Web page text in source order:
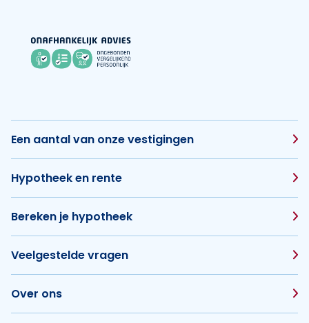
Een aantal van onze vestigingen
Hypotheek en rente
Bereken je hypotheek
Veelgestelde vragen
Over ons